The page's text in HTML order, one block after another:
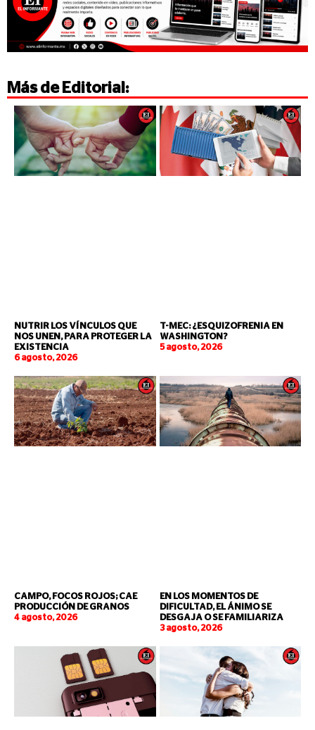
Más de Editorial :
NUTRIR LOS VÍNCULOS QUE
NOS UNEN, PARA PROTEGER LA
EXISTENCIA
6 agosto, 2026
T-MEC: ¿ESQUIZOFRENIA EN
WASHINGTON?
5 agosto, 2026
CAMPO, FOCOS ROJOS; CAE
PRODUCCIÓN DE GRANOS
4 agosto, 2026
EN LOS MOMENTOS DE
DIFICULTAD, EL ÁNIMO SE
DESGAJA O SE FAMILIARIZA
3 agosto, 2026